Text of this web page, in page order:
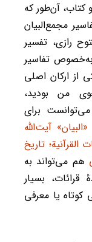
آن‌طور که
مجمع‌البیان
رازی، تفسیر
تفاسیر
از ارکان اصلی
من بودید،
برای
«البیان» آیت‌الله
القرآنیة؛ تاریخ
هم می‌تواند به
بسیار
یا معرفی